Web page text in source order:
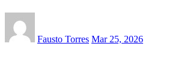
Fausto Torres Mar 25, 2026